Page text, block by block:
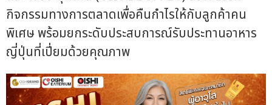
กิจกรรมทางการตลาดเพื่อคืนกำไรให้กับลูกค้าคน
พิเศษ พร้อมยกระดับประสบการณ์รับประทานอาหาร
ญี่ปุ่นที่เปี่ยมด้วยคุณภาพ